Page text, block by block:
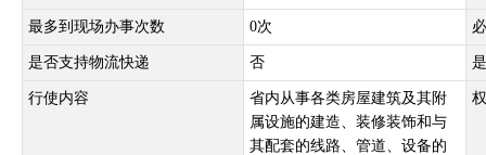
最多到现场办事次数 0次
是否支持物流快递 否
行使内容
省内从事各类房屋建筑及其附
属设施的建造、装修装饰和与
其配套的线路、管道、设备的